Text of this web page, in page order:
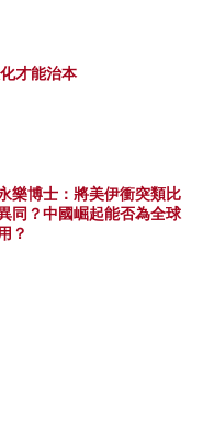
才能治本
樂博士：將美伊衝突類比
同？中國崛起能否為全球
？